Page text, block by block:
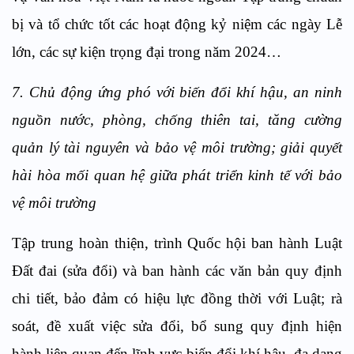
bị và tổ chức tốt các hoạt động kỷ niệm các ngày Lễ
lớn, các sự kiện trọng đại trong năm 2024…
7. Chủ động ứng phó với biến đổi khí hậu, an ninh
nguồn nước, phòng, chống thiên tai, tăng cường
quản lý tài nguyên và bảo vệ môi trường; giải quyết
hài hòa mối quan hệ giữa phát triển kinh tế với bảo
vệ môi trường
Tập trung hoàn thiện, trình Quốc hội ban hành Luật
Đất đai (sửa đổi) và ban hành các văn bản quy định
chi tiết, bảo đảm có hiệu lực đồng thời với Luật; rà
soát, đề xuất việc sửa đổi, bổ sung quy định hiện